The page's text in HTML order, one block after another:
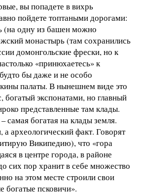
вы попадете в вихрь
пойдете топтаными дорогами:
(на одну из башен можно
монастырь (там сохранились
домонгольские фрески, но к
«принюхаетесь» к
бы даже и не особо
палаты. В нынешнем виде это
богатый экспонатами, но главный
представленные там клады.
самая богатая на клады земля.
а археологический факт. Говорят
Википедию), что «гора
в центре города, в районе
сих пор хранит в себе множество
на этом месте строили свои
богатые псковичи».